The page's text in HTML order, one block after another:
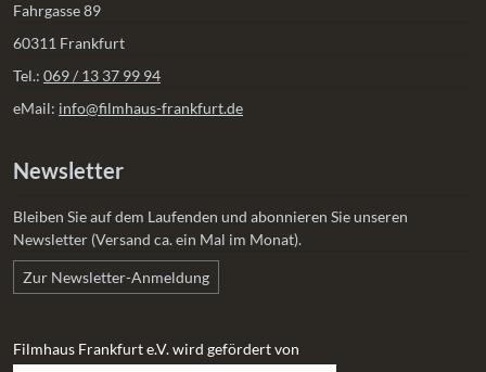
Fahrgasse 89
60311 Frankfurt
Tel.: 069 / 13 37 99 94
eMail: info@filmhaus-frankfurt.de
Newsletter
Bleiben Sie auf dem Laufenden und abonnieren Sie unseren
Newsletter (Versand ca. ein Mal im Monat).
Zur Newsletter-Anmeldung
Filmhaus Frankfurt e.V. wird gefördert von